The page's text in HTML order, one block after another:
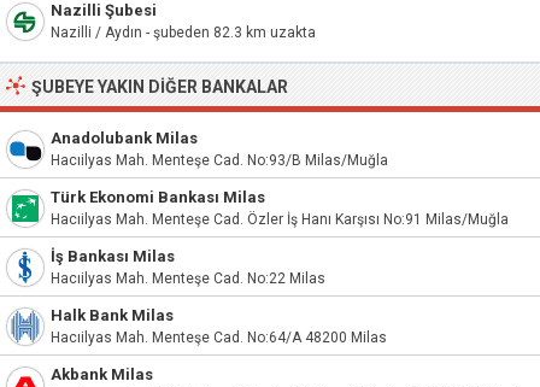
Nazilli Şubesi
Nazilli / Aydın - şubeden 82.3 km uzakta
ŞUBEYE YAKIN DIĞER BANKALAR
Anadolubank Milas
Hacıilyas Mah. Menteşe Cad. No:93/B Milas/Muğla
Türk Ekonomi Bankası Milas
Hacıilyas Mah. Menteşe Cad. Özler İş Hanı Karşısı No:91 Milas/Muğla
İş Bankası Milas
Hacıilyas Mah. Menteşe Cad. No:22 Milas
Halk Bank Milas
Hacıilyas Mah. Menteşe Cad. No:64/A 48200 Milas
Akbank Milas